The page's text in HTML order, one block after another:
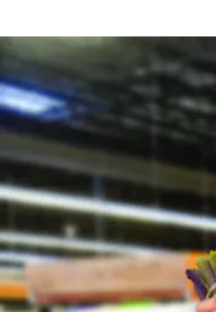
Mediakit
abre en nueva pestaña